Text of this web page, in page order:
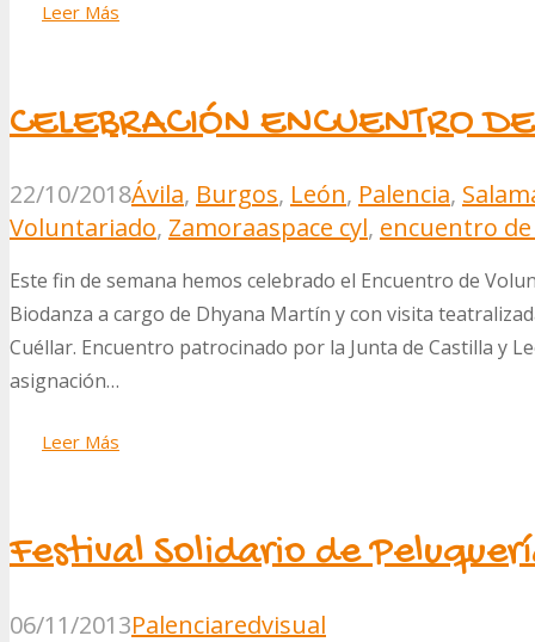
Leer Más
CELEBRACIÓN ENCUENTRO
22/10/2018Ávila, Burgos, León, Palencia,
Voluntariado, Zamoraaspace cyl, encuentro
Este fin de semana hemos celebrado el Encuentro de
Biodanza a cargo de Dhyana Martín y con visita
Cuéllar. Encuentro patrocinado por la Junta de Castilla y
asignación…
Leer Más
Festival Solidario de
06/11/2013Palenciaredvisual